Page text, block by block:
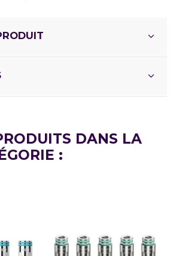
DANS LA
: